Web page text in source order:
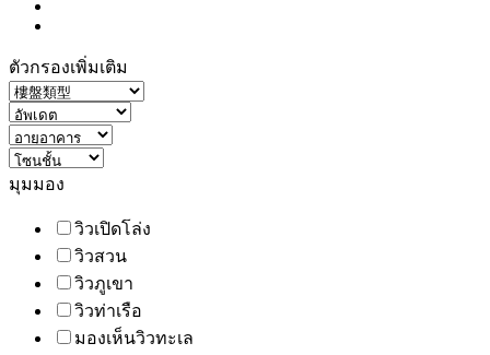
ตัวกรองเพิ่มเติม
มุมมอง
วิวเปิดโล่ง
วิวสวน
วิวภูเขา
วิวท่าเรือ
มองเห็นวิวทะเล